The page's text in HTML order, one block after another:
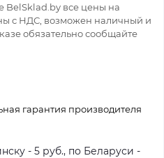
BelSklad.by все цены на
с НДС, возможен наличный и
обязательно сообщайте
гарантия производителя
- 5 руб., по Беларуси -